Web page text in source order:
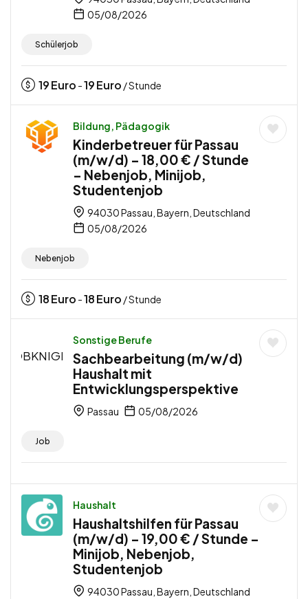
05/08/2026
Schülerjob
19Euro -19Euro / Stunde
Bildung, Pädagogik
Kinderbetreuer für Passau
(m/w/d) – 18,00 € / Stunde
– Nebenjob, Minijob,
Studentenjob
94030 Passau, Bayern, Deutschland
05/08/2026
Nebenjob
18Euro -18Euro / Stunde
Sonstige Berufe
Sachbearbeitung (m/w/d)
Haushalt mit
Entwicklungsperspektive
Passau 05/08/2026
Job
Haushalt
Haushaltshilfen für Passau
(m/w/d) – 19,00 € / Stunde –
Minijob, Nebenjob,
Studentenjob
94030 Passau, Bayern, Deutschland